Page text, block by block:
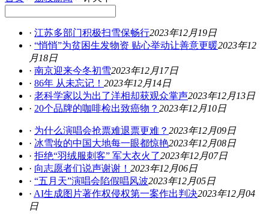
· 江苏多部门积极扫雪保畅行2023年12月19日
· “悄悄”为贫困生发物资 贴心举动让善意更暖2023年12
月18日
· 南京迎来今冬初雪2023年12月17日
· 86年 从未忘记！ 2023年12月14日
· 老科学家以为出了洋相却获观众掌声2023年12月13日
· 20个品牌的咖啡检出致癌物？ 2023年12月10日
· 为什么演唱会抢票难退票更难？ 2023年12月09日
· 冰雪妆的中国大地每一眼都惊艳2023年12月08日
· 拒绝“羽绒服刺客” 军大衣火了2023年12月07日
· 向志愿者们说声谢谢！ 2023年12月06日
· “五月天”演唱会陷假唱风波2023年12月05日
· AI生成图片著作权侵权第一案作出判决2023年12月04
日